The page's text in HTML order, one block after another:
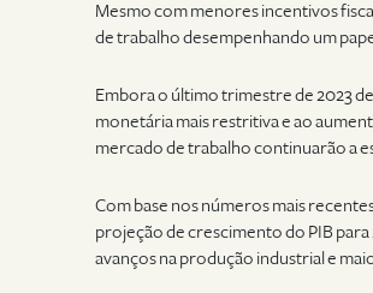
Mesmo com menores incentivos
de trabalho desempenhando um
Embora o último trimestre de 2023
monetária mais restritiva e ao
mercado de trabalho continuarão a
Com base nos números mais
projeção de crescimento do PIB
avanços na produção industrial e